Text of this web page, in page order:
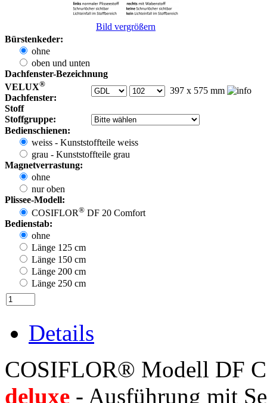
Bild vergrößern
Bürstenkeder:
ohne
oben und unten
Dachfenster-Bezeichnung
VELUX®
Dachfenster:
397 x 575 mm
Stoff
Stoffgruppe:
Bedienschienen:
weiss - Kunststoffteile weiss
grau - Kunststoffteile grau
Magnetverrastung:
ohne
nur oben
Plissee-Modell:
COSIFLOR® DF 20 Comfort
Bedienstab:
ohne
Länge 125 cm
Länge 150 cm
Länge 200 cm
Länge 250 cm
Details
COSIFLOR® Modell DF
deluxe - Ausführung mit